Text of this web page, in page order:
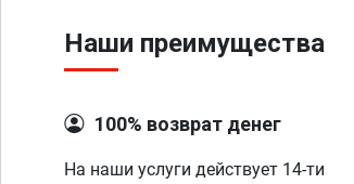
Наши преимущества
100% возврат денег
На наши услуги действует 14-ти